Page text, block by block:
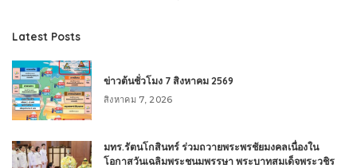
Latest Posts
ข่าวต้นชั่วโมง 7 สิงหาคม 2569
สิงหาคม 7, 2026
มทร.รัตนโกสินทร์ ร่วมถวายพระพรชัยมงคลเนื่องใน
โอกาสวันเฉลิมพระชนมพรรษา พระบาทสมเด็จพระวชิร